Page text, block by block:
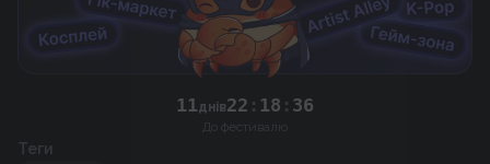
11днів22 : 18 : 35
До фестивалю
Теги